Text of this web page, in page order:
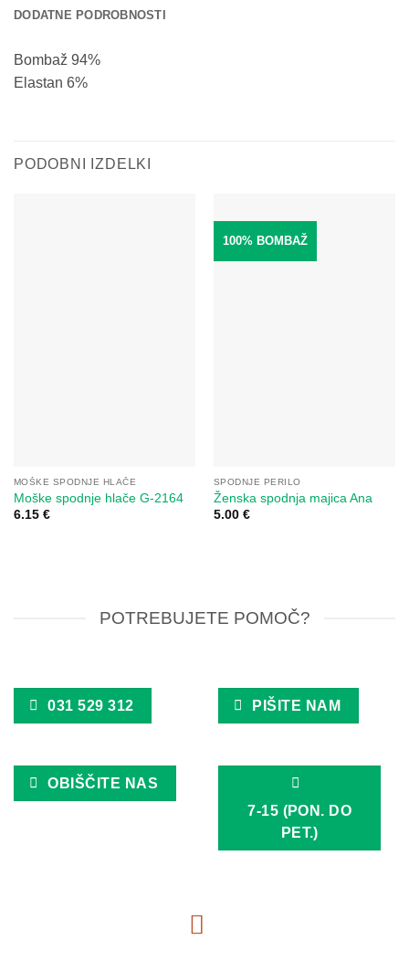
DODATNE PODROBNOSTI
Bombaž 94%
Elastan 6%
PODOBNI IZDELKI
MOŠKE SPODNJE HLAČE
Moške spodnje hlače G-2164
6.15 €
100% BOMBAŽ
SPODNJE PERILO
Ženska spodnja majica Ana
5.00 €
POTREBUJETE POMOČ?
031 529 312 PIŠITE NAM
OBIŠČITE NAS
7-15 (PON. DO
PET.)